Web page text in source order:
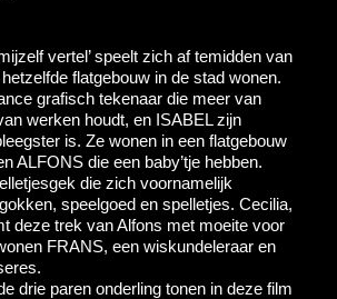
vertel’ speelt zich af temidden van
flatgebouw in de stad wonen.
grafisch tekenaar die meer van
werken houdt, en ISABEL zijn
is. Ze wonen in een flatgebouw
ALFONS die een baby’tje hebben.
die zich voornamelijk
speelgoed en spelletjes. Cecilia,
deze trek van Alfons met moeite voor
FRANS, een wiskundeleraar en
drie paren onderling tonen in deze film